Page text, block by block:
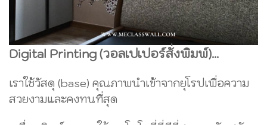
Digital Printing (วอลเปเปอร์สั่งพิมพ์)...
เราใช้วัสดุ (base) คุณภาพนำเข้าจากยุโรปเพื่อความ
สวยงามและคงทนที่สุด